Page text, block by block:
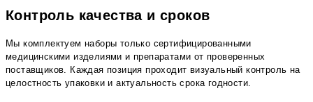
Контроль качества и сроков
Мы комплектуем наборы только сертифицированными
медицинскими изделиями и препаратами от проверенных
поставщиков. Каждая позиция проходит визуальный контроль на
целостность упаковки и актуальность срока годности.